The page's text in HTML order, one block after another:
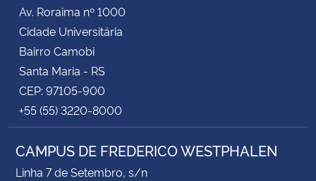
Av. Roraima nº 1000
Cidade Universitária
Bairro Camobi
Santa Maria - RS
CEP: 97105-900
+55 (55) 3220-8000
CAMPUS DE FREDERICO WESTPHALEN
Linha 7 de Setembro, s/n